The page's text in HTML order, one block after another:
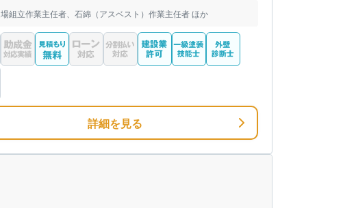
組立作業主任者、石綿（アスベスト）作業主任者 ほか
詳細を見る